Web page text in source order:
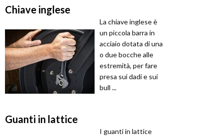
Chiave inglese
La chiave inglese è
un piccola barra in
acciaio dotata di una
o due bocche alle
estremità, per fare
presa sui dadi e sui
bull ...
Guanti in lattice
I guanti in lattice